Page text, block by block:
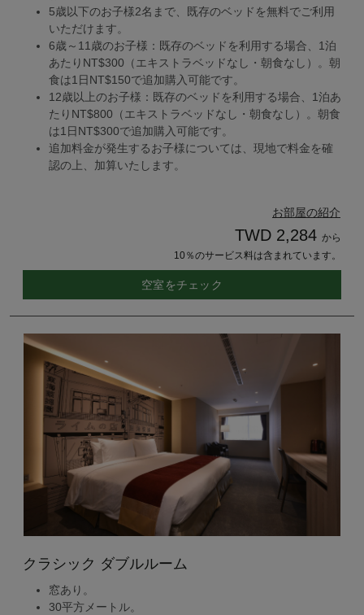
5歳以下のお子様2名まで、既存のベッドを無料でご利用
いただけます。
6歳～11歳のお子様：既存のベッドを利用する場合、1泊
あたりNT$300（エキストラベッドなし・朝食なし）。朝
食は1日NT$150で追加購入可能です。
12歳以上のお子様：既存のベッドを利用する場合、1泊あ
たりNT$800（エキストラベッドなし・朝食なし）。朝食
は1日NT$300で追加購入可能です。
追加料金が発生するお子様については、現地で料金を確
認の上、加算いたします。
お部屋の紹介
TWD 2,284 から
10％のサービス料は含まれています。
空室をチェック
クラシック ダブルルーム
窓あり。
30平方メートル。